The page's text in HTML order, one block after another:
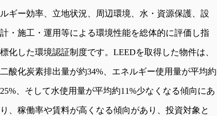
ルギー効率、立地状況、周辺環境、水・資源保護、設
計・施工・運用等による環境性能を総体的に評価し指
標化した環境認証制度です。LEEDを取得した物件は、
二酸化炭素排出量が約34%、エネルギー使用量が平均約
25%、そして水使用量が平均約11%少なくなる傾向にあ
り、稼働率や賃料が高くなる傾向があり、投資対象と